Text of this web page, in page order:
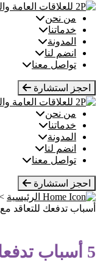
Skip
content
من نحن
خدماتنا
المدونة
انضم لنا
تواصل معنا
احجز استشارة
من نحن
خدماتنا
المدونة
انضم لنا
تواصل معنا
احجز استشارة
الرئيسية
أسباب تدفعك للتعاقد
5 أسباب